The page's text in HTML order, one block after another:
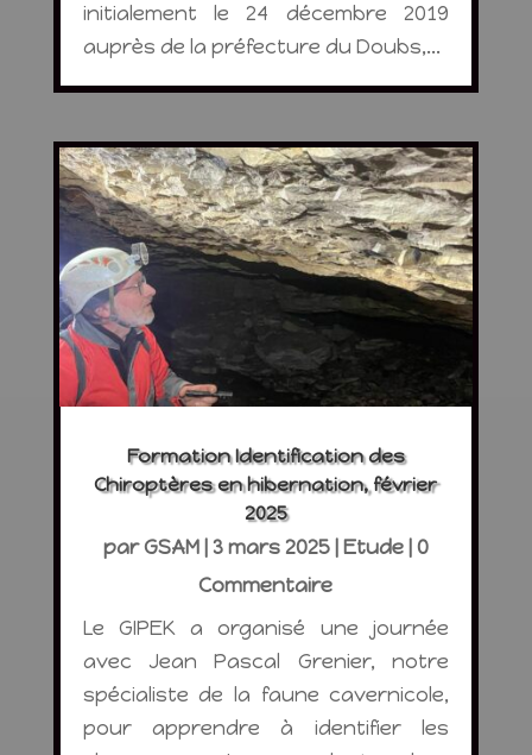
initialement le 24 décembre 2019
auprès de la préfecture du Doubs,...
Formation Identification des
Chiroptères en hibernation, février
2025
parGSAM| 3 mars 2025| Etude| 0
Commentaire
Le GIPEK a organisé une journée
avec Jean Pascal Grenier, notre
spécialiste de la faune cavernicole,
pour apprendre à identifier les